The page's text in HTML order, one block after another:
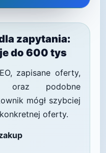
zapytania:
do 600 tys
zapisane oferty,
oraz podobne
mógł szybciej
oferty.